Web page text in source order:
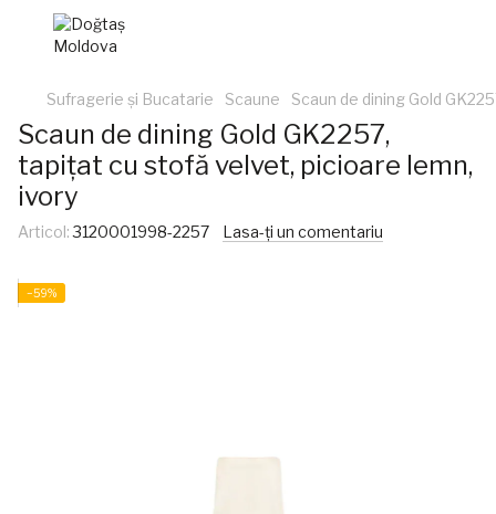
Sufragerie și Bucatarie Scaune Scaun de dining Gold
Scaun de dining Gold GK2257,
tapițat cu stofă velvet, picioare lemn,
ivory
Articol:3120001998-2257 Lasa-ți un comentariu
−59%